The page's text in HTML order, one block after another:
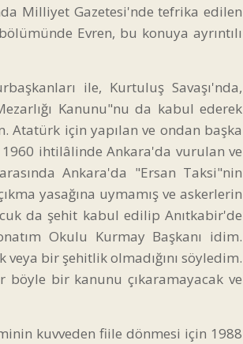
Milliyet Gazetesi'nde tefrika edilen
Evren, bu konuya ayrıntılı
ile, Kurtuluş Savaşı'nda,
Kanunu"nu da kabul ederek
için yapılan ve ondan başka
ihtilâlinde Ankara'da vurulan ve
Ankara'da "Ersan Taksi"nin
yasağına uymamış ve askerlerin
da şehit kabul edilip Anıtkabir'de
Okulu Kurmay Başkanı idim.
veya bir şehitlik olmadığını söyledim.
böyle bir kanunu çıkaramayacak ve
kuvveden fiile dönmesi için 1988